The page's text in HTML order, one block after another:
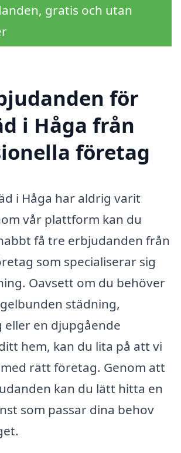
gratis och utan
för
i Håga från
företag
i Håga har aldrig varit
vår plattform kan du
få tre erbjudanden från
som specialiserar sig
Oavsett om du behöver
städning,
en djupgående
hem, kan du lita på att vi
rätt företag. Genom att
kan du lätt hitta en
som passar dina behov